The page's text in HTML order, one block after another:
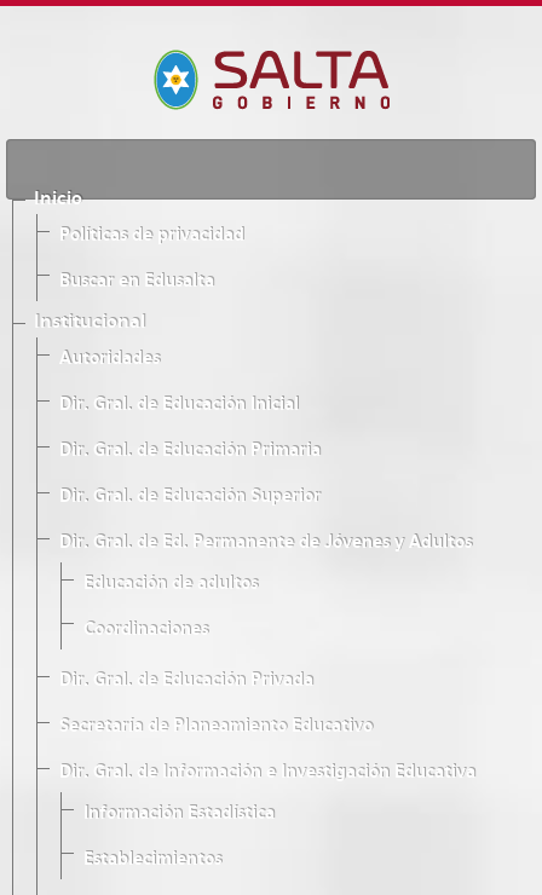
Inicio
Políticas de privacidad
Buscar en Edusalta
Institucional
Autoridades
Dir. Gral. de Educación Inicial
Dir. Gral. de Educación Primaria
Dir. Gral. de Educación Superior
Dir. Gral. de Ed. Permanente de Jóvenes y Adultos
Educación de adultos
Coordinaciones
Dir. Gral. de Educación Privada
Secretaría de Planeamiento Educativo
Dir. Gral. de Información e Investigación Educativa
Información Estadística
Establecimientos